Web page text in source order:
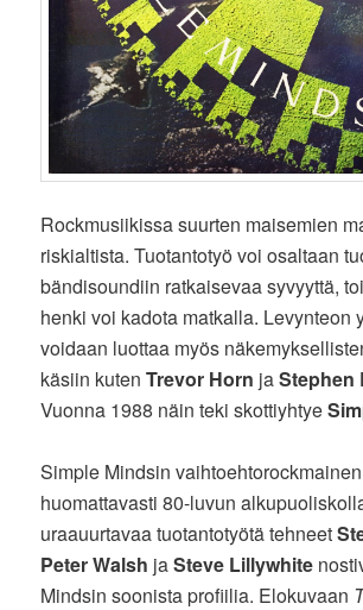
Rockmusiikissa suurten maisemien
riskialtista. Tuotantotyö voi osaltaan
bändisoundiin ratkaisevaa syvyyttä,
henki voi kadota matkalla. Levynteon
voidaan luottaa myös
käsiin kutenTrevor Horn jaStephen
Vuonna 1988 näin teki skottiyhtye
Simple Mindsin
huomattavasti 80-luvun
uraauurtavaa tuotantotyötä tehneet
Peter Walsh jaSteve Lillywhite
Mindsin soonista profiilia. Elokuvaan